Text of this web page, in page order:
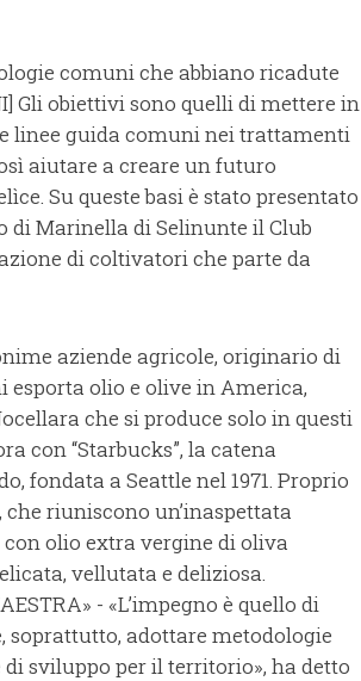
comuni che abbiano ricadute
Gli obiettivi sono quelli di mettere in
linee guida comuni nei trattamenti
aiutare a creare un futuro
Su queste basi è stato presentato
di Marinella di Selinunte il Club
di coltivatori che parte da
aziende agricole, originario di
esporta olio e olive in America,
che si produce solo in questi
con “Starbucks”, la catena
fondata a Seattle nel 1971. Proprio
che riuniscono un’inaspettata
olio extra vergine di oliva
vellutata e deliziosa.
- «L’impegno è quello di
soprattutto, adottare metodologie
sviluppo per il territorio», ha detto